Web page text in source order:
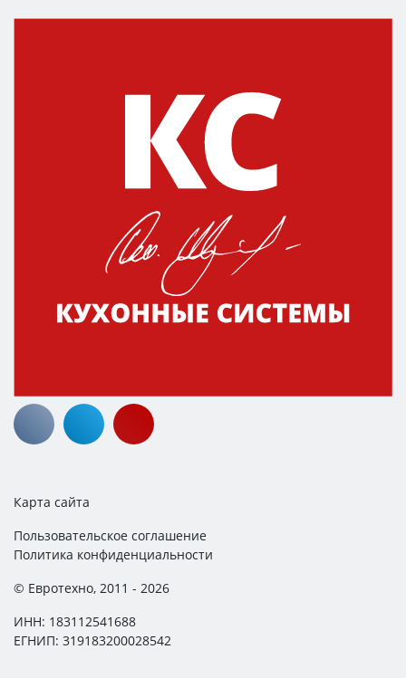
Карта сайта
Пользовательское соглашение
Политика конфиденциальности
© Евротехно, 2011 - 2026
ИНН: 183112541688
ЕГНИП: 319183200028542